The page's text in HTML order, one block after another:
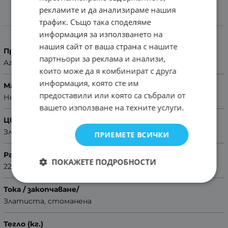
Характеристики
Производител
Azzuro
Материал
Неръждаема стомана
Цвят
Златист
Размер
22mm
Тока / закопчаване/
Златиста, стоманена
Тегло (кг.)
рекламите и да анализираме нашия
трафик. Също така споделяме
информация за използването на
нашия сайт от ваша страна с нашите
партньори за реклама и анализи,
които може да я комбинират с друга
информация, която сте им
предоставили или която са събрали от
вашето използване на техните услуги.
ПРИЕМЕТЕ ВСИЧКИ
ПОКАЖЕТЕ ПОДРОБНОСТИ